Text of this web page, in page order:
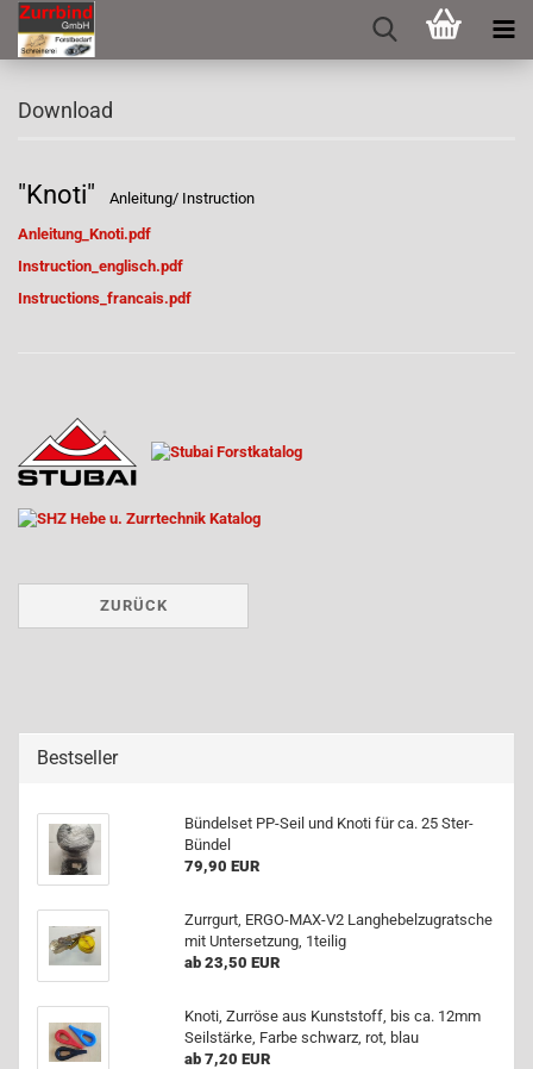
Download
"Knoti" Anleitung/ Instruction
Anleitung_Knoti.pdf
Instruction_englisch.pdf
Instructions_francais.pdf
ZURÜCK
Bestseller
Bün­del­set PP-​Seil und Knoti für ca. 25 Ster-​
Bündel
79,90 EUR
Zurr­gurt, ERGO-​MAX-V2 Lang­he­bel­zu­grat­sche
mit Un­ter­set­zung, 1teilig
ab 23,50 EUR
Knoti, Zur­rö­se aus Kunst­stoff, bis ca. 12mm
Seil­stär­ke, Farbe schwarz, rot, blau
ab 7,20 EUR